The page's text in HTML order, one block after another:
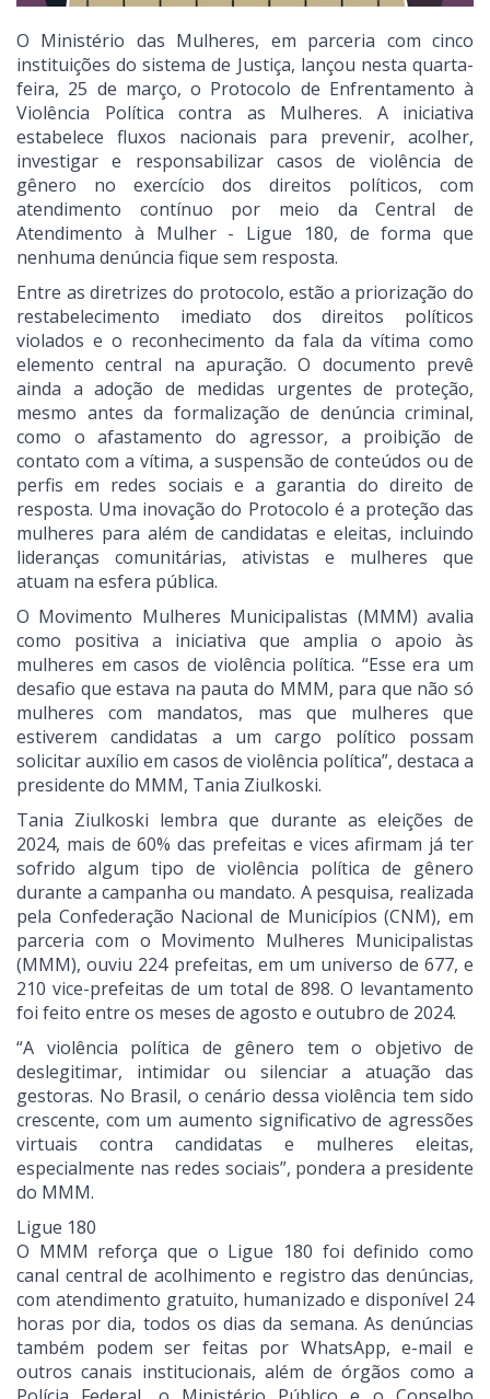
O Ministério das Mulheres, em parceria com cinco
instituições do sistema de Justiça, lançou nesta quarta-
feira, 25 de março, o Protocolo de Enfrentamento à
Violência Política contra as Mulheres. A iniciativa
estabelece fluxos nacionais para prevenir, acolher,
investigar e responsabilizar casos de violência de
gênero no exercício dos direitos políticos, com
atendimento contínuo por meio da Central de
Atendimento à Mulher - Ligue 180, de forma que
nenhuma denúncia fique sem resposta.
Entre as diretrizes do protocolo, estão a priorização do
restabelecimento imediato dos direitos políticos
violados e o reconhecimento da fala da vítima como
elemento central na apuração. O documento prevê
ainda a adoção de medidas urgentes de proteção,
mesmo antes da formalização de denúncia criminal,
como o afastamento do agressor, a proibição de
contato com a vítima, a suspensão de conteúdos ou de
perfis em redes sociais e a garantia do direito de
resposta. Uma inovação do Protocolo é a proteção das
mulheres para além de candidatas e eleitas, incluindo
lideranças comunitárias, ativistas e mulheres que
atuam na esfera pública.
O Movimento Mulheres Municipalistas (MMM) avalia
como positiva a iniciativa que amplia o apoio às
mulheres em casos de violência política. “Esse era um
desafio que estava na pauta do MMM, para que não só
mulheres com mandatos, mas que mulheres que
estiverem candidatas a um cargo político possam
solicitar auxílio em casos de violência política”, destaca a
presidente do MMM, Tania Ziulkoski.
Tania Ziulkoski lembra que durante as eleições de
2024, mais de 60% das prefeitas e vices afirmam já ter
sofrido algum tipo de violência política de gênero
durante a campanha ou mandato. A pesquisa, realizada
pela Confederação Nacional de Municípios (CNM), em
parceria com o Movimento Mulheres Municipalistas
(MMM), ouviu 224 prefeitas, em um universo de 677, e
210 vice-prefeitas de um total de 898. O levantamento
foi feito entre os meses de agosto e outubro de 2024.
“A violência política de gênero tem o objetivo de
deslegitimar, intimidar ou silenciar a atuação das
gestoras. No Brasil, o cenário dessa violência tem sido
crescente, com um aumento significativo de agressões
virtuais contra candidatas e mulheres eleitas,
especialmente nas redes sociais”, pondera a presidente
do MMM.
Ligue 180
O MMM reforça que o Ligue 180 foi definido como
canal central de acolhimento e registro das denúncias,
com atendimento gratuito, humanizado e disponível 24
horas por dia, todos os dias da semana. As denúncias
também podem ser feitas por WhatsApp, e-mail e
outros canais institucionais, além de órgãos como a